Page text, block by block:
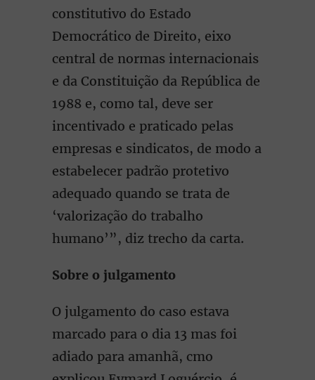
constitutivo do Estado
Democrático de Direito, eixo
central de normas internacionais
e da Constituição da República de
1988 e, como tal, deve ser
incentivado e praticado pelas
empresas e sindicatos, de modo a
estabelecer padrão protetivo
adequado quando se trata de
‘valorização do trabalho
humano’”, diz trecho da carta.
Sobre o julgamento
O julgamento do caso estava
marcado para o dia 13 mas foi
adiado para amanhã, cmo